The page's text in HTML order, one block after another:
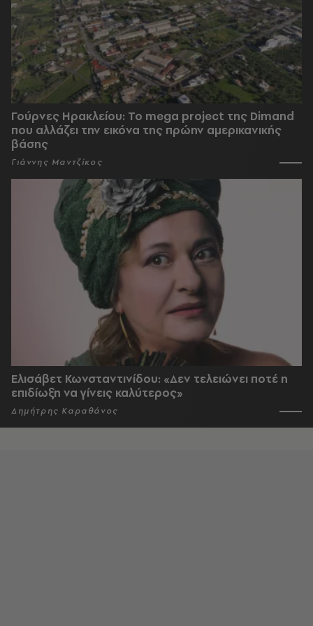
Γούρνες Ηρακλείου: To mega project της Dimand
που αλλάζει την εικόνα της πρώην αμερικανικής
βάσης
Γιάννης Μαντζίκος
Ελισάβετ Κωνσταντινίδου: «Δεν τελειώνει ποτέ η
επιδίωξη να γίνεις καλύτερος»
Δημήτρης Καραθάνος